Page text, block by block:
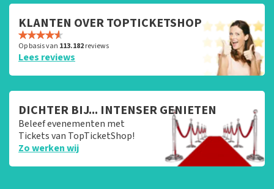
KLANTEN OVER TOPTICKETSHOP
Op basis van 113.182reviews
Lees reviews
DICHTER BIJ... INTENSER GENIETEN
Beleef evenementen met
Tickets van TopTicketShop!
Zo werken wij